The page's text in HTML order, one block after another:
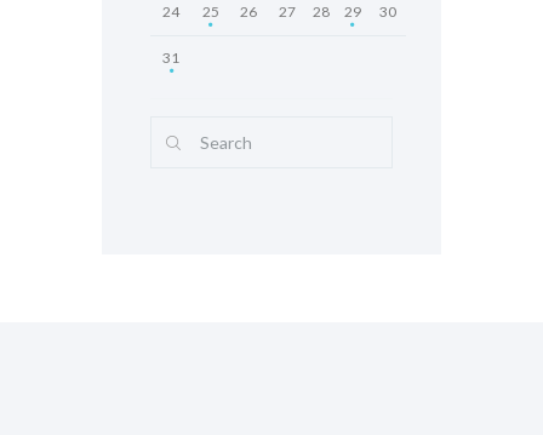
24 25 26 27 28 29 30
31